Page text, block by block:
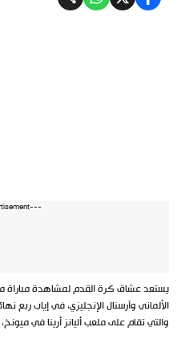
---Advertisement---
يستعد عشاق كرة القدم لمشاهدة مباراة
والتي تقام على ملعب أليانز أرينا في ميونخ،